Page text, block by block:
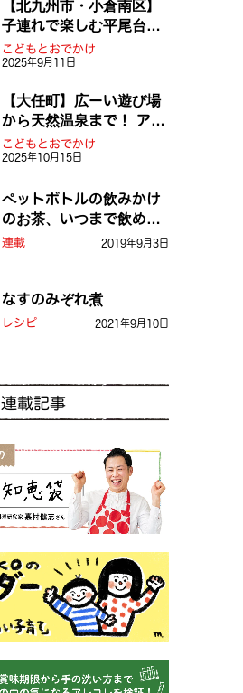
【北九州市・小倉南区】
子連れで楽しむ平尾台！
ふしぎな草原や千仏鍾乳
洞を探検しよう！
こどもとおでかけ
2025年9月11日
【大任町】広ーい遊び場
から天然温泉まで！ アミ
ューズメントな道の駅・
おおとう桜街道
こどもとおでかけ
2025年10月15日
ペットボトルの飲みかけ
のお茶、いつまで飲め
る？
連載 2019年9月3日
なすのみぞれ煮
レシピ 2021年9月10日
連載記事